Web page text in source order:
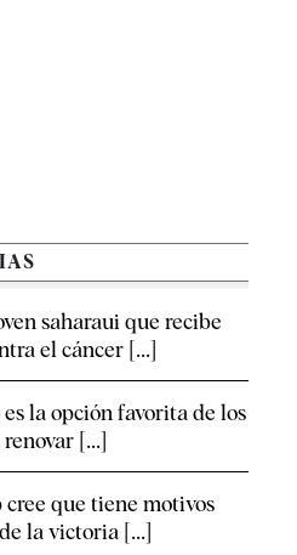
saharaui que recibe
el cáncer [...]
la opción favorita de los
[...]
que tiene motivos
la victoria [...]